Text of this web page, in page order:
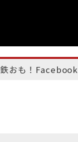
鉄おも！Facebook